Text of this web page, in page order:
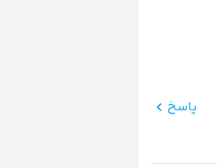
پاسخ